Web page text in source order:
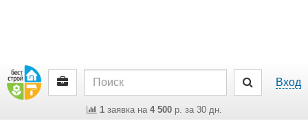
Вход
1заявка на 4 500р. за 30 дн.